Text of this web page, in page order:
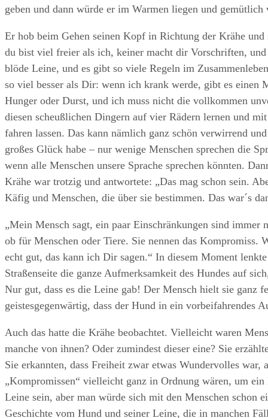
geben und dann würde er im Warmen liegen und gemütlich
Er hob beim Gehen seinen Kopf in Richtung der Krähe
du bist viel freier als ich, keiner macht dir Vorschriften,
blöde Leine, und es gibt so viele Regeln im
so viel besser als Dir: wenn ich krank werde, gibt es einen
Hunger oder Durst, und ich muss nicht die vollkommen
diesen scheußlichen Dingern auf vier Rädern lernen und
fahren lassen. Das kann nämlich ganz schön verwirrend
großes Glück habe – nur wenige Menschen sprechen die
wenn alle Menschen unsere Sprache sprechen könnten.
Krähe war trotzig und antwortete: „Das mag schon sein.
Käfig und Menschen, die über sie bestimmen. Das war´s
„Mein Mensch sagt, ein paar Einschränkungen sind
ob für Menschen oder Tiere. Sie nennen das Kompromiss.
echt gut, das kann ich Dir sagen.“ In diesem Moment
Straßenseite die ganze Aufmerksamkeit des Hundes auf
Nur gut, dass es die Leine gab! Der Mensch hielt sie ganz
geistesgegenwärtig, dass der Hund in ein vorbeifahrendes
Auch das hatte die Krähe beobachtet. Vielleicht waren
manche von ihnen? Oder zumindest dieser eine? Sie
Sie erkannten, dass Freiheit zwar etwas Wundervolles war,
„Kompromissen“ vielleicht ganz in Ordnung wären, um
Leine sein, aber man würde sich mit den Menschen schon
Geschichte vom Hund und seiner Leine, die in manchen